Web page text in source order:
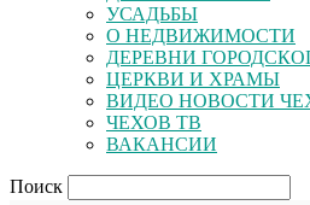
УСАДЬБЫ
О НЕДВИЖИМОСТИ
ДЕРЕВНИ
ЦЕРКВИ И ХРАМЫ
ВИДЕО НОВОСТИ
ЧЕХОВ ТВ
ВАКАНСИИ
Поиск